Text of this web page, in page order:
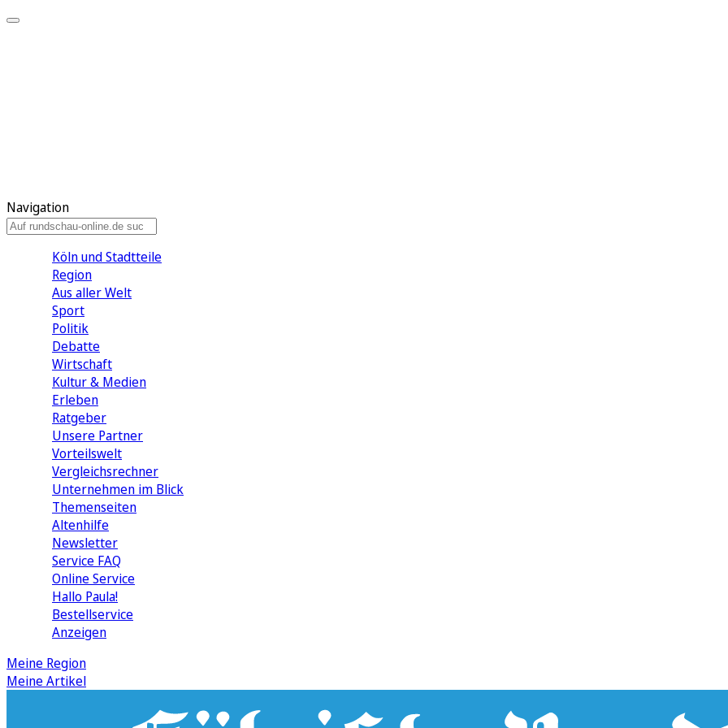
Navigation
Köln und Stadtteile
Region
Aus aller Welt
Sport
Politik
Debatte
Wirtschaft
Kultur & Medien
Erleben
Ratgeber
Unsere Partner
Vorteilswelt
Vergleichsrechner
Unternehmen im Blick
Themenseiten
Altenhilfe
Newsletter
Service FAQ
Online Service
Hallo Paula!
Bestellservice
Anzeigen
Meine Region
Meine Artikel